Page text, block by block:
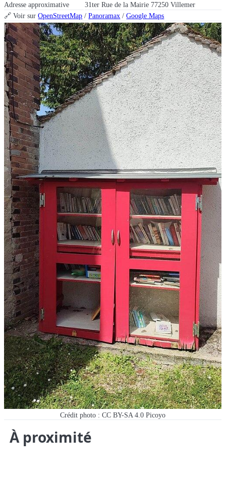
Adresse approximative
31ter Rue de la Mairie 77250 Villemer
🔗 Voir surOpenStreetMap /Panoramax /Google Maps
Crédit photo : CC BY-SA 4.0 Picoyo
À proximité